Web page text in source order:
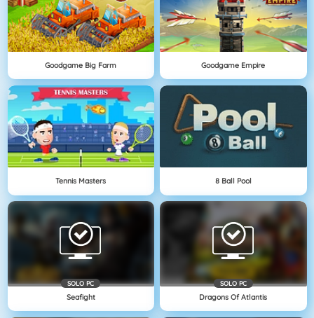
Goodgame Big Farm Goodgame Empire
Tennis Masters 8 Ball Pool
SOLO PC
Seafight
SOLO PC
Dragons Of Atlantis